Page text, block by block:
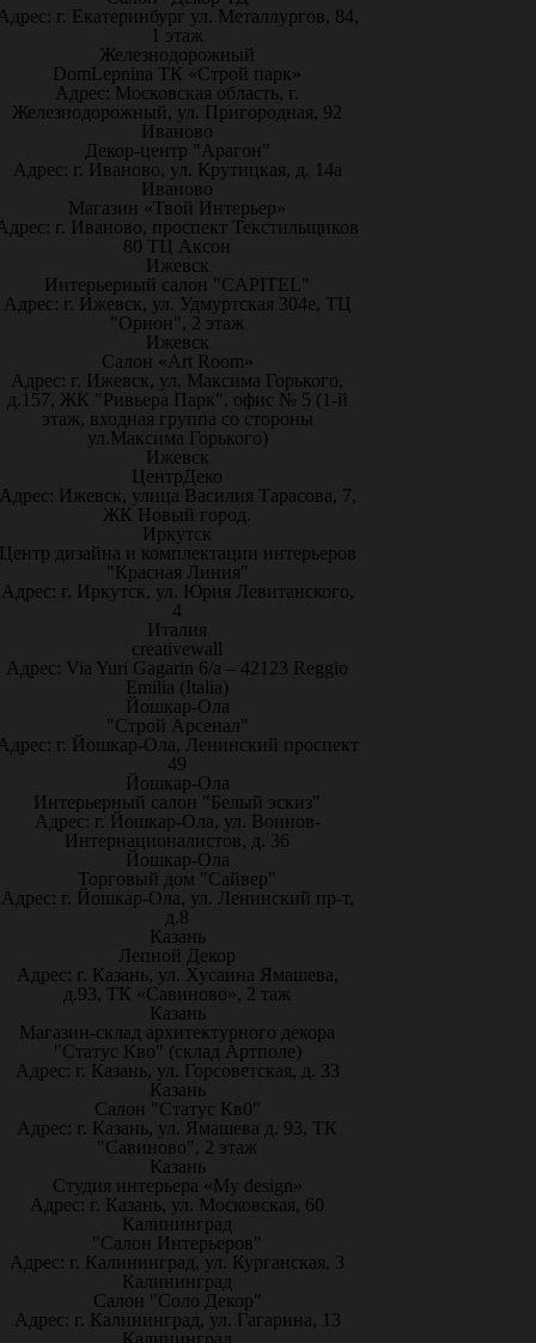
г. Екатеринбург ул. Металлургов, 84,
1 этаж
Железнодорожный
DomLepnina ТК «Строй парк»
Адрес: Московская область, г.
Железнодорожный, ул. Пригородная, 92
Иваново
Декор-центр "Арагон"
Адрес: г. Иваново, ул. Крутицкая, д. 14а
Иваново
Магазин «Твой Интерьер»
г. Иваново, проспект Текстильщиков
80 ТЦ Аксон
Ижевск
Интерьерный салон "CAPITEL"
Адрес: г. Ижевск, ул. Удмуртская 304е, ТЦ
"Орион", 2 этаж
Ижевск
Салон «Art Room»
Адрес: г. Ижевск, ул. Максима Горького,
д.157, ЖК "Ривьера Парк", офис № 5 (1-й
этаж, входная группа со стороны
ул.Максима Горького)
Ижевск
ЦентрДеко
Ижевск, улица Василия Тарасова, 7,
ЖК Новый город.
Иркутск
дизайна и комплектации интерьеров
"Красная Линия"
Адрес: г. Иркутск, ул. Юрия Левитанского,
4
Италия
creativewall
Адрес: Via Yuri Gagarin 6/a – 42123 Reggio
Emilia (Italia)
Йошкар-Ола
"Строй Арсенал"
г. Йошкар-Ола, Ленинский проспект
49
Йошкар-Ола
Интерьерный салон "Белый эскиз"
Адрес: г. Йошкар-Ола, ул. Воинов-
Интернационалистов, д. 36
Йошкар-Ола
Торговый дом "Сайвер"
Адрес: г. Йошкар-Ола, ул. Ленинский пр-т,
д.8
Казань
Лепной Декор
Адрес: г. Казань, ул. Хусаина Ямашева,
д.93, ТК «Савиново», 2 таж
Казань
Магазин-склад архитектурного декора
"Статус Кво" (склад Артполе)
Адрес: г. Казань, ул. Горсоветская, д. 33
Казань
Салон "Статус Кв0"
Адрес: г. Казань, ул. Ямашева д. 93, ТК
"Савиново", 2 этаж
Казань
Студия интерьера «My design»
Адрес: г. Казань, ул. Московская, 60
Калининград
"Салон Интерьеров"
Адрес: г. Калининград, ул. Курганская, 3
Калининград
Салон "Соло Декор"
Адрес: г. Калининград, ул. Гагарина, 13
Калининград